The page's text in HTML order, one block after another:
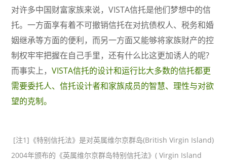
对许多中国财富家族来说，VISTA信托是他们梦想中的信
托。一方面享有着不可撤销信托在对抗债权人、税务和婚
姻继承等方面的便利，而另一方面又能够将家族财产的控
制权牢牢把握在自己手里，还有什么比这更加诱人的呢?
而事实上，VISTA信托的设计和运行比大多数的信托都更
需要委托人、信托设计者和家族成员的智慧、理性与对欲
望的克制。
[注1]《特别信托法》是对英属维尔京群岛(British Virgin Island)
2004年颁布的《英属维尔京群岛特别信托法》( Virgin Island